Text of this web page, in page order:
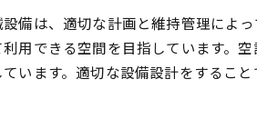
備は、適切な計画と維持管理によ
用できる空間を目指しています。
います。適切な設備設計をするこ